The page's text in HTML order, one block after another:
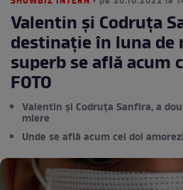
Valentin și Codruța
destinație în luna de
superb se află acum
FOTO
Valentin și Codruța Sanfira, a
miere
Unde se află acum cei doi amorezi